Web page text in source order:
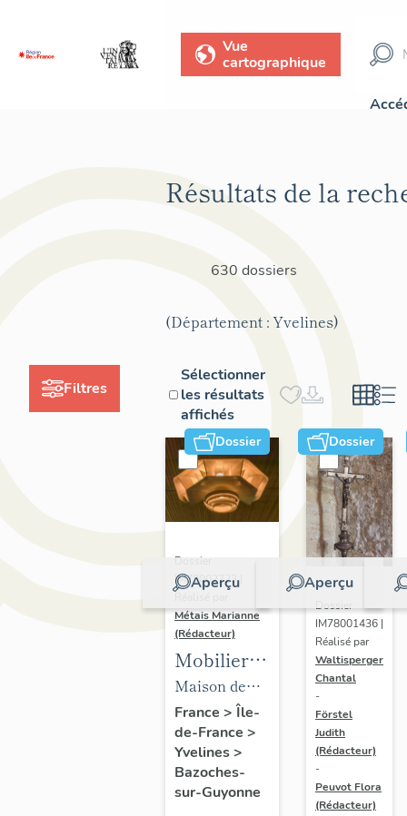
Vue
cartographique
Filtres
Résultats de la
630 dossiers
(Département : Yvelines)
Sélectionner
les résultats
affichés
Dossier
Aperçu
Dossier
IM78002723 |
Métais Marianne
(Rédacteur)
Mobilier
de la
maison
Louis
Carré
Maison de
villégiature
dite maison
Louis Carré
France > Île-
de-France >
Yvelines>
Bazoches-
sur-Guyonne
Dossier
Aperçu
Dossier
IM78001436 |
Réalisé par
Waltisperger
Chantal
-
Förstel
Judith
(Rédacteur)
-
Peuvot Flora
(Rédacteur)